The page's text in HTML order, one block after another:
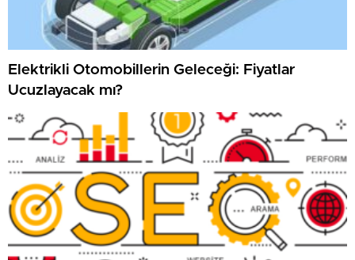
Elektrikli Otomobillerin Geleceği: Fiyatlar
Ucuzlayacak mı?